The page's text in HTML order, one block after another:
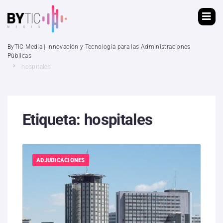
ByTIC Media | Innovación y Tecnología para las Administraciones
Públicas
hospitales
Etiqueta: hospitales
ADJUDICACIONES